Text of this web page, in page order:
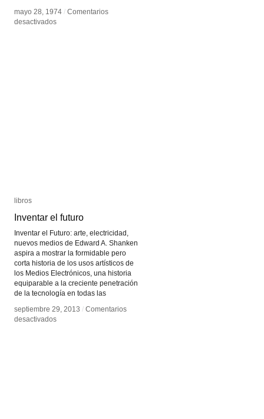
mayo 28, 1974 / Comentarios
desactivadosen
mayo 28, 1974 / Comentarios
desactivadosen
libros
Inventar el futuro
Inventar el Futuro: arte, electricidad,
nuevos medios de Edward A. Shanken
aspira a mostrar la formidable pero
corta historia de los usos artísticos de
los Medios Electrónicos, una historia
equiparable a la creciente penetración
de la tecnología en todas las
septiembre 29, 2013 / Comentarios
desactivadosen
libros
Inventar el futuro
septiembre 29, 2013 / Comentarios
desactivadosen